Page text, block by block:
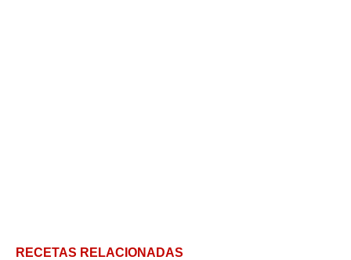
RECETAS RELACIONADAS